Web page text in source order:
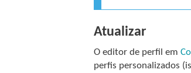
Atualizar
O editor de perfil em
perfis personalizados